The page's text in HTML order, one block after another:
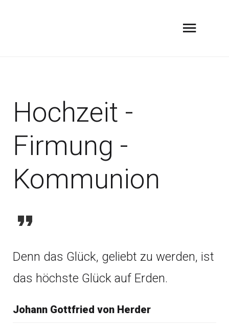
Hochzeit -
Firmung -
Kommunion
Denn das Glück, geliebt zu werden, ist
das höchste Glück auf Erden.
Johann Gottfried von Herder